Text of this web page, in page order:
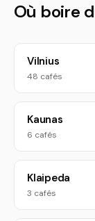
Où boire
Vilnius
48 cafés
Kaunas
6 cafés
Klaipeda
3 cafés